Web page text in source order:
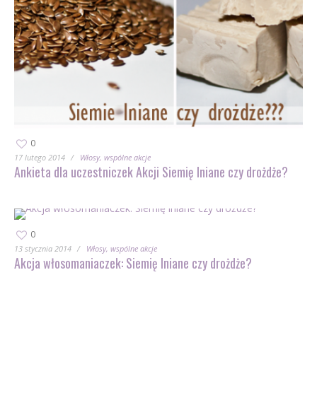
0
17 lutego 2014 Włosy wspólne akcje
Ankieta dla uczestniczek Akcji Siemię lniane czy drożdże?
0
13 stycznia 2014 Włosy wspólne akcje
Akcja włosomaniaczek: Siemię lniane czy drożdże?